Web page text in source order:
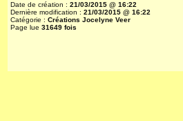
Date de création : 21/03/2015 @ 16:22
Dernière modification : 21/03/2015 @ 16:22
Catégorie : Créations Jocelyne Veer
Page lue 31649 fois